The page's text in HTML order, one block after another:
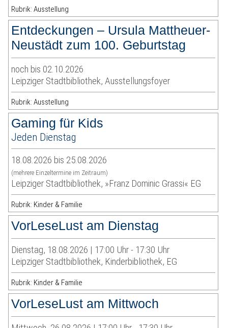
Rubrik: Ausstellung
Entdeckungen – Ursula Mattheuer-
Neustädt zum 100. Geburtstag
noch bis 02.10.2026
Leipziger Stadtbibliothek, Ausstellungsfoyer
Rubrik: Ausstellung
Gaming für Kids
Jeden Dienstag
18.08.2026 bis 25.08.2026
(mehrere Einzeltermine im Zeitraum)
Leipziger Stadtbibliothek, »Franz Dominic Grassi« EG
Rubrik: Kinder & Familie
VorLeseLust am Dienstag
Dienstag, 18.08.2026 | 17:00 Uhr - 17:30 Uhr
Leipziger Stadtbibliothek, Kinderbibliothek, EG
Rubrik: Kinder & Familie
VorLeseLust am Mittwoch